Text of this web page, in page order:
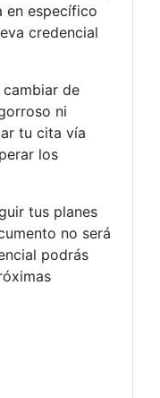
en específico
credencial
de
ni
tu cita vía
los
tus planes
no será
podrás